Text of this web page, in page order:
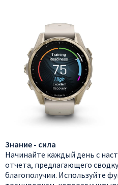
Знание - сила
Начинайте каждый день с
отчета, предлагающего
благополучии. Используйте